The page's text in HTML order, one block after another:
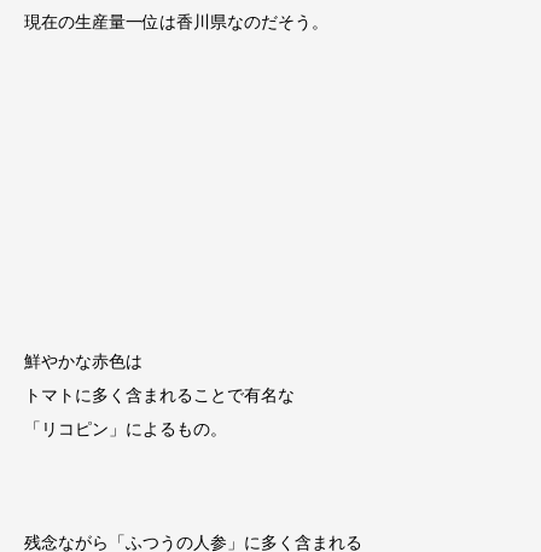
現在の生産量一位は香川県なのだそう。
鮮やかな赤色は
トマトに多く含まれることで有名な
「リコピン」によるもの。
残念ながら「ふつうの人参」に多く含まれる